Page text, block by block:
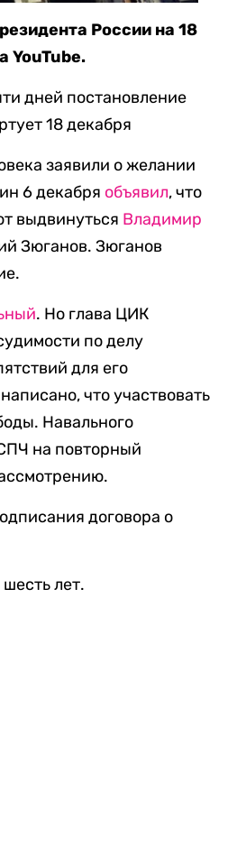
России на 18
YouTube.
дней постановление
18 декабря
заявили о желании
6 декабря объявил, что
выдвинуться Владимир
Зюганов. Зюганов
. Но глава ЦИК
по делу
для его
что участвовать
Навального
на повторный
договора о
лет.